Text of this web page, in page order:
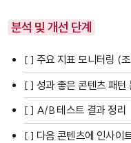
분석 및 개선 단계
[ ] 주요 지표 모니터링 (
[ ] 성과 좋은 콘텐츠 패턴
[ ] A/B 테스트 결과 정리
[ ] 다음 콘텐츠에 인사이